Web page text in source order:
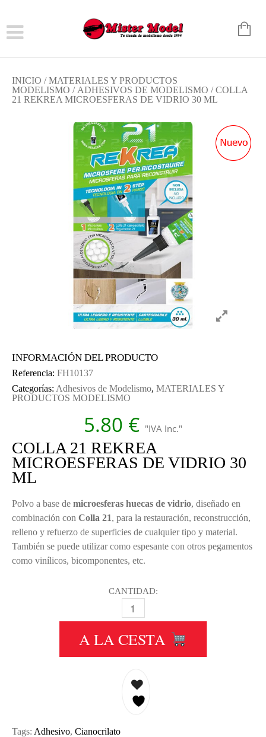
INICIO /MATERIALES Y PRODUCTOS
MODELISMO / ADHESIVOS DE MODELISMO / COLLA
21 REKREA MICROESFERAS DE VIDRIO 30 ML
INFORMACIÓN DEL PRODUCTO
Referencia: FH10137
Categorías: Adhesivos de Modelismo, MATERIALES Y
PRODUCTOS MODELISMO
5.80 € "IVA Inc."
COLLA 21 REKREA
MICROESFERAS DE VIDRIO 30
ML
Polvo a base de microesferas huecas de vidrio, diseñado en
combinación con Colla 21, para la restauración, reconstrucción,
relleno y refuerzo de superficies de cualquier tipo y material.
También se puede utilizar como espesante con otros pegamentos
como vinílicos, bicomponentes, etc.
CANTIDAD:
COLLA 21 REKREA
A LA CESTA
Tags: Adhesivo, Cianocrilato